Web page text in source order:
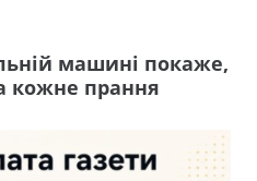
машині покаже,
кожне прання